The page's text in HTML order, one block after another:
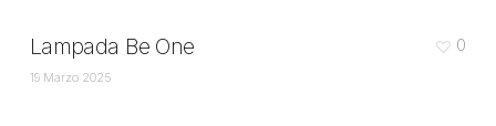
Lampada Be One
19 Marzo 2025
0